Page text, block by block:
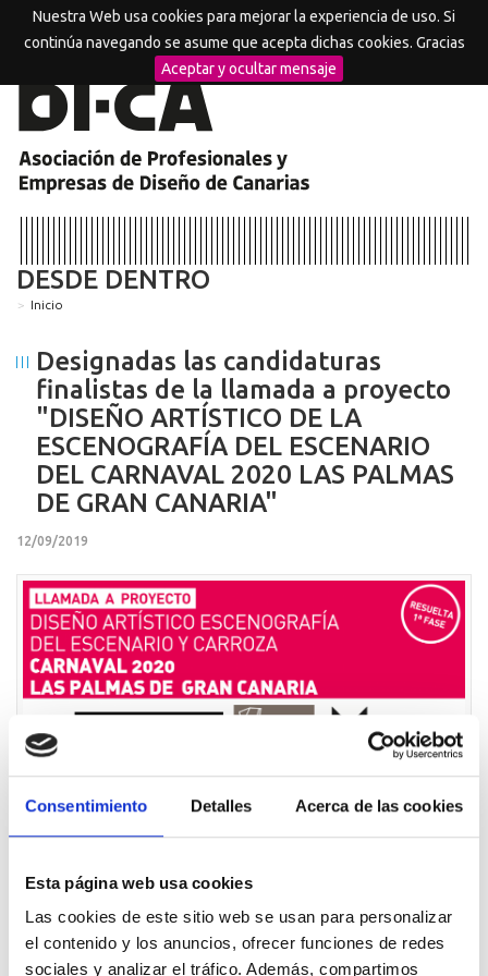
MENU
Nuestra Web usa cookies para mejorar la experiencia de uso. Si
continúa navegando se asume que acepta dichas cookies. Gracias
Aceptar y ocultar mensaje
Consentimiento Detalles Acerca de las cookies
Esta página web usa cookies
Las cookies de este sitio web se usan para personalizar
el contenido y los anuncios, ofrecer funciones de redes
sociales y analizar el tráfico. Además, compartimos
DESDE DENTRO
Inicio
Designadas las candidaturas
finalistas de la llamada a proyecto
"DISEÑO ARTÍSTICO DE LA
ESCENOGRAFÍA DEL ESCENARIO
DEL CARNAVAL 2020 LAS PALMAS
DE GRAN CANARIA"
12/09/2019
cinco candidaturas presentadas para la citada llamada a
proyecto conformado por: Ligia Arencibia Pérez y José
Promoción de la ciudad de Las Palmas
de Gran Canaria), Jorge Arbelo Cabrera (diseñador industrial